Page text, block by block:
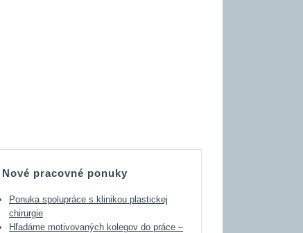
Nové pracovné ponuky
Ponuka spolupráce s klinikou plastickej
chirurgie
Hľadáme motivovaných kolegov do práce –